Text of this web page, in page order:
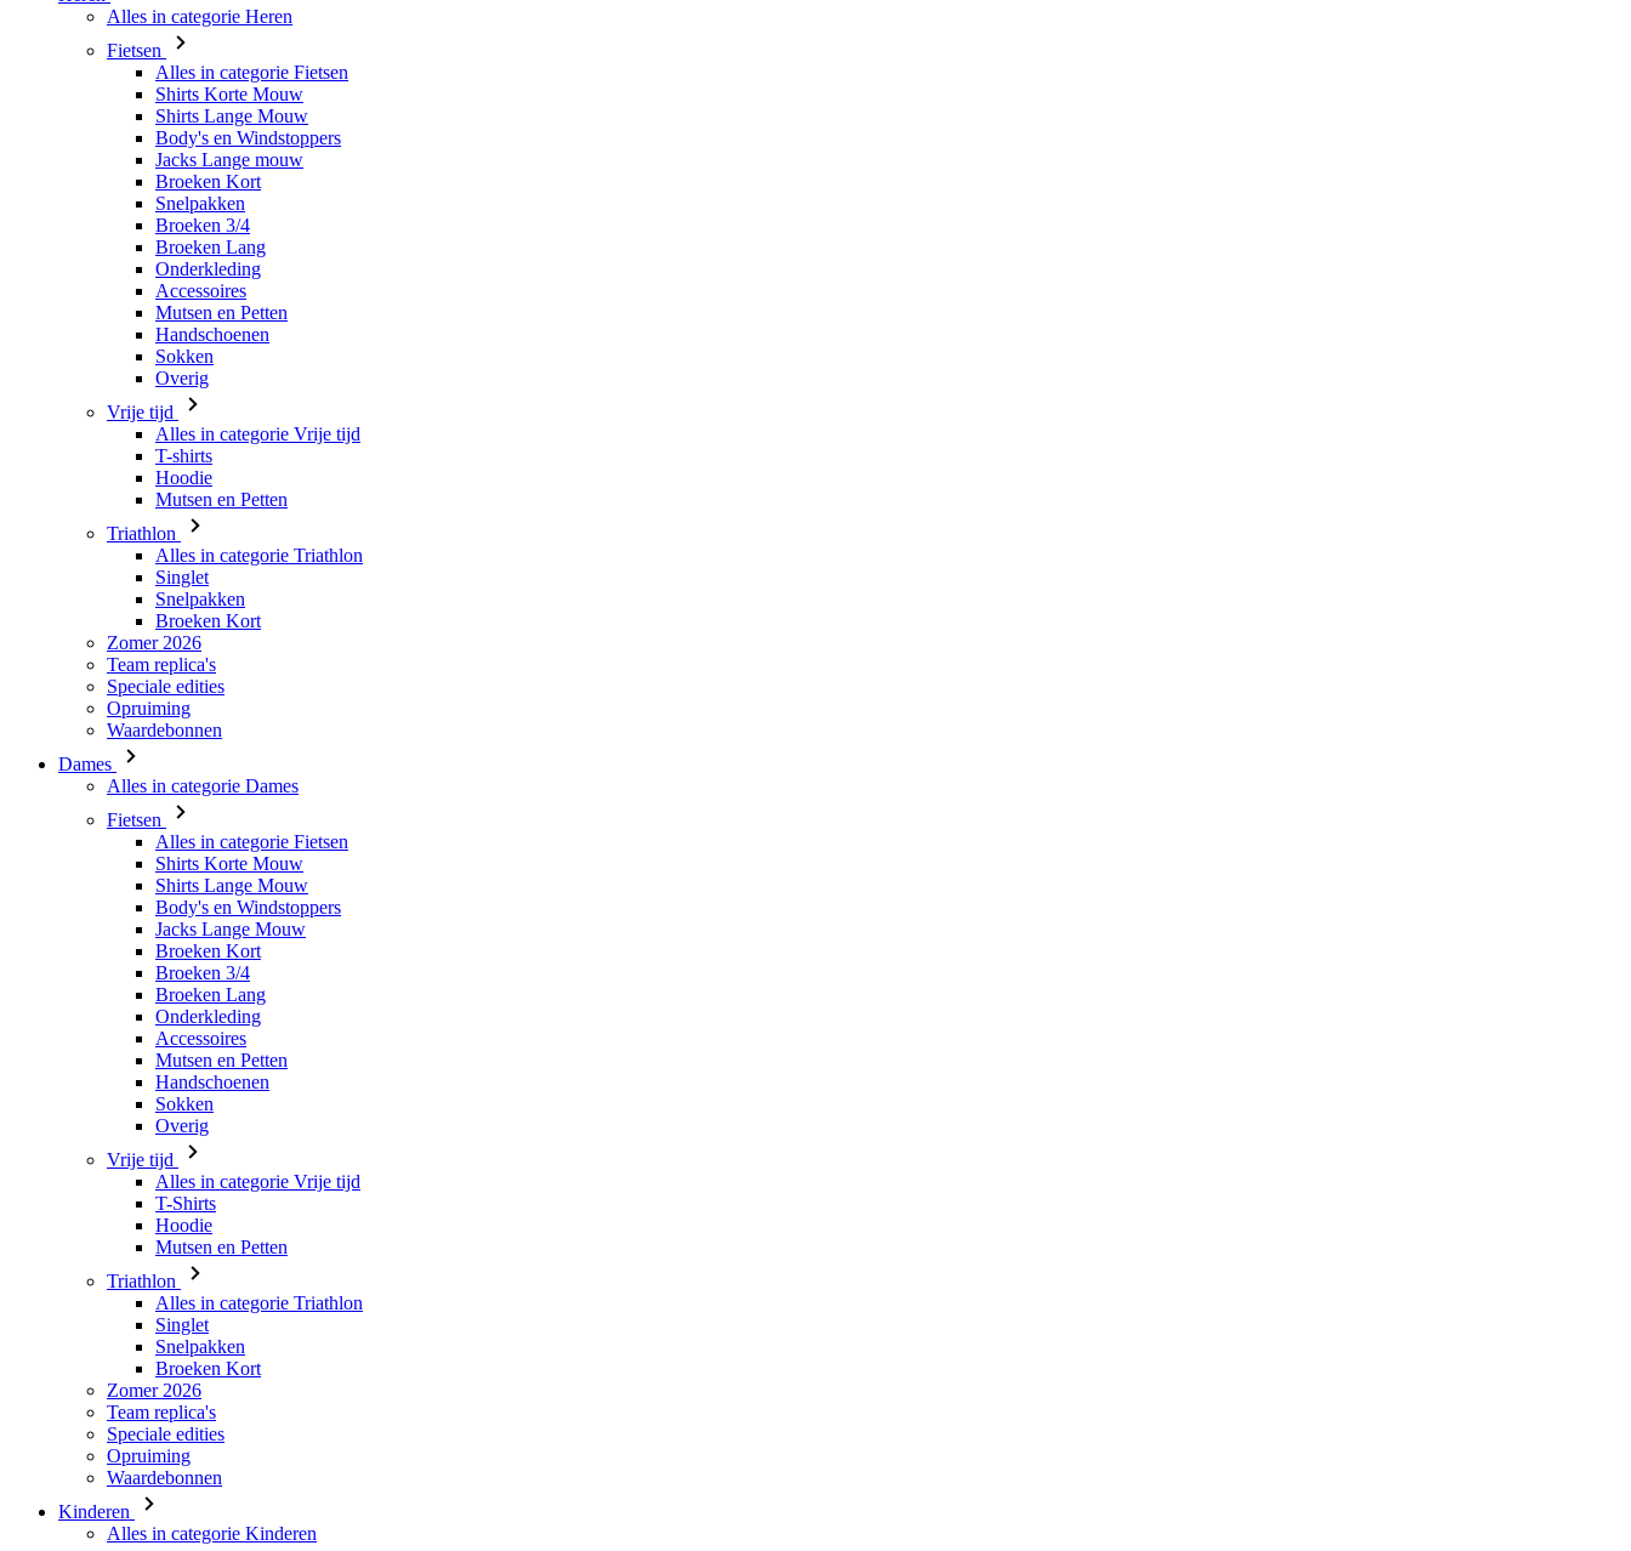
Shirts Lange Mouw
Body's en Windstoppers
Jacks Lange mouw
Broeken Kort
Snelpakken
Broeken 3/4
Broeken Lang
Onderkleding
Accessoires
Mutsen en Petten
Handschoenen
Sokken
Overig
Vrije tijd
Alles in categorie Vrije tijd
T-shirts
Hoodie
Mutsen en Petten
Triathlon
Alles in categorie Triathlon
Singlet
Snelpakken
Broeken Kort
Zomer 2026
Team replica's
Speciale edities
Opruiming
Waardebonnen
Dames
Alles in categorie Dames
Fietsen
Alles in categorie Fietsen
Shirts Lange Mouw
Body's en Windstoppers
Jacks Lange Mouw
Broeken Kort
Broeken 3/4
Broeken Lang
Onderkleding
Accessoires
Mutsen en Petten
Handschoenen
Sokken
Overig
Vrije tijd
Alles in categorie Vrije tijd
T-Shirts
Hoodie
Mutsen en Petten
Triathlon
Alles in categorie Triathlon
Singlet
Snelpakken
Broeken Kort
Zomer 2026
Team replica's
Speciale edities
Opruiming
Waardebonnen
Kinderen
Alles in categorie Kinderen
Fietsen
Alles in categorie Fietsen
Shirts Lange Mouw